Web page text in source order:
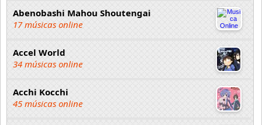
Abenobashi Mahou Shoutengai
17 músicas online
Accel World
34 músicas online
Acchi Kocchi
45 músicas online